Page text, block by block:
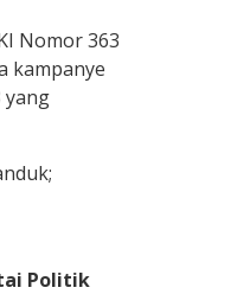
Nomor 363
kampanye
yang
Politik